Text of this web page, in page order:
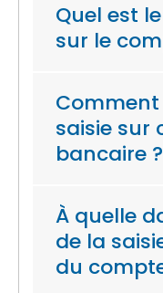
Quel est
sur le
saisie sur
bancaire ?
À quelle
de la
du